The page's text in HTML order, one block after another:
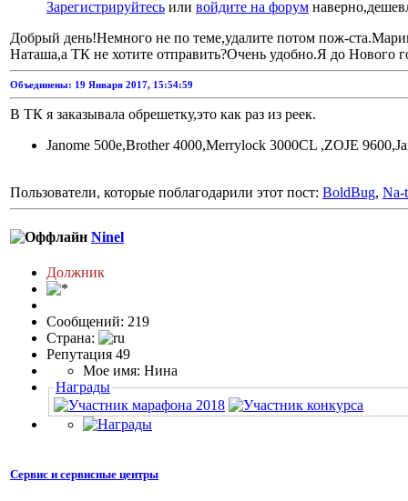
Зарегистрируйтесь или войдите на форум
Добрый день!Немного не по теме,удалите потом пож-
Наташа,а ТК не хотите отправить?Очень удобно.Я до Нового
Объединены: 19 Января 2017, 15:54:59
В ТК я заказывала обрешетку,это как раз из реек.
Janome 500e,Brоther 4000,Merrylock 3000CL ,ZOJE
Пользователи, которые поблагодарили этот пост: BoldBug, Na-
Ninel
Должник
Сообщений: 219
Страна:
Репутация 49
Мое имя: Нина
Награды
Сервис и сервисные центры